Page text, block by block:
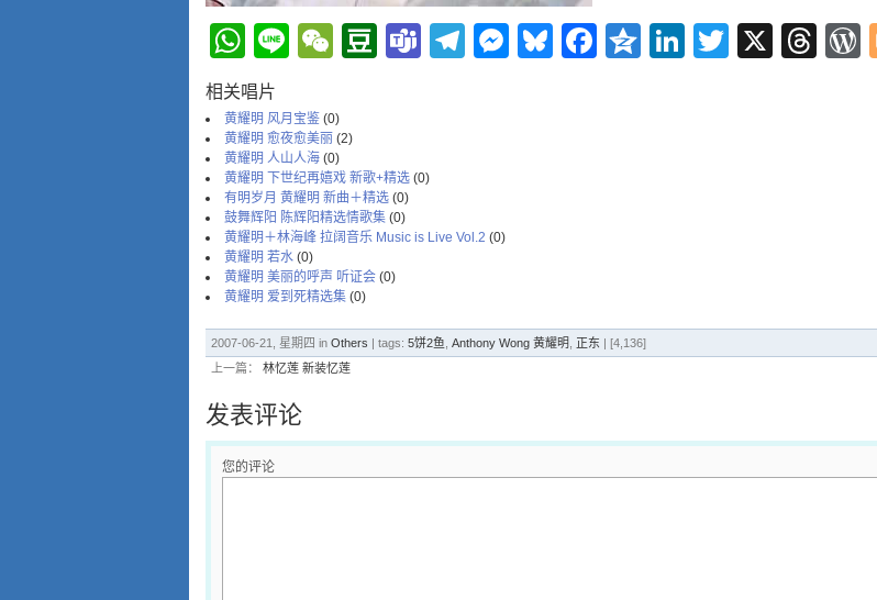
WhatsApp
LineWeChat
Douban
TeamsTelegram
Messenger
Bluesky
Facebook
Qzone
LinkedIn
Twitter
X
相关唱片
黄耀明 风月宝鉴 (0)
黄耀明 愈夜愈美丽 (2)
黄耀明 人山人海 (0)
黄耀明 下世纪再嬉戏 新歌+精选 (0)
有明岁月 黄耀明 新曲＋精选 (0)
鼓舞辉阳 陈辉阳精选情歌集 (0)
黄耀明＋林海峰 拉阔音乐 Music is Live Vol.2 (0)
黄耀明 若水 (0)
黄耀明 美丽的呼声 听证会 (0)
黄耀明 爱到死精选集 (0)
2007-06-21, 星期四 in Others | tags: 5饼2鱼 Anthony Wong 黄耀明 正东 | [4,136]
上一篇： 林忆莲 新装忆莲
发表评论
您的评论